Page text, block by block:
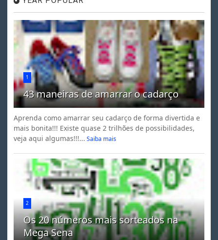
1
43 maneiras de amarrar o cadarço
Aprenda como amarrar seu cadarço de forma divertida e
mais bonita!!! Existe quase 2 trilhões de possibilidades,
veja aqui algumas!!!... Saiba mais
2
Os 20 números mais sorteados na
Mega Sena